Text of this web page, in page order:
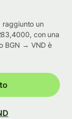
raggiunto un
con una
BGN → VND è